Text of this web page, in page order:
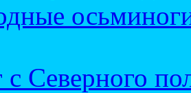
Северного